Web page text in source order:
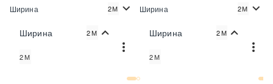
Цена:
Ширина 2М
Ширина 2М
2М
Цена:
Ширина 2М
Ширина 2М
2М